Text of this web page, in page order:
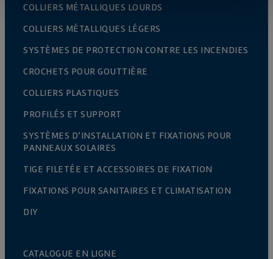
COLLIERS MÉTALLIQUES LOURDS
COLLIERS MÉTALLIQUES LÉGERS
SYSTÈMES DE PROTECTION CONTRE LES INCENDIES
CROCHETS POUR GOUTTIÈRE
COLLIERS PLASTIQUES
PROFILÉS ET SUPPORT
SYSTÈMES D’INSTALLATION ET FIXATIONS POUR
PANNEAUX SOLAIRES
TIGE FILETÉE ET ACCESSOIRES DE FIXATION
FIXATIONS POUR SANITAIRES ET CLIMATISATION
DIY
CATALOGUE EN LIGNE